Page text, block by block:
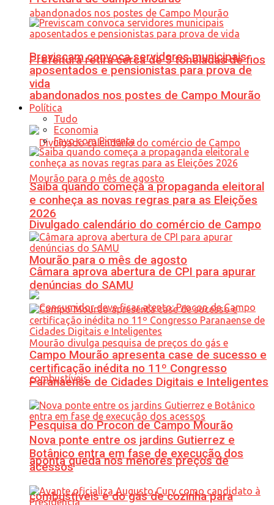
Prefeitura retira cerca de 5 toneladas de fios
abandonados nos postes de Campo Mourão
Divulgado calendário do comércio de Campo
Mourão para o mês de agosto
Pesquisa do Procon de Campo Mourão
aponta queda nos menores preços de
combustíveis e do gás de cozinha para
Previscam convoca servidores municipais
aposentados e pensionistas para prova de
vida
Política
Tudo
Economia
Favo com Pimenta
Saiba quando começa a propaganda eleitoral
e conheça as novas regras para as Eleições
2026
Câmara aprova abertura de CPI para apurar
denúncias do SAMU
Campo Mourão apresenta case de sucesso e
certificação inédita no 11º Congresso
Paranaense de Cidades Digitais e Inteligentes
Nova ponte entre os jardins Gutierrez e
Botânico entra em fase de execução dos
acessos